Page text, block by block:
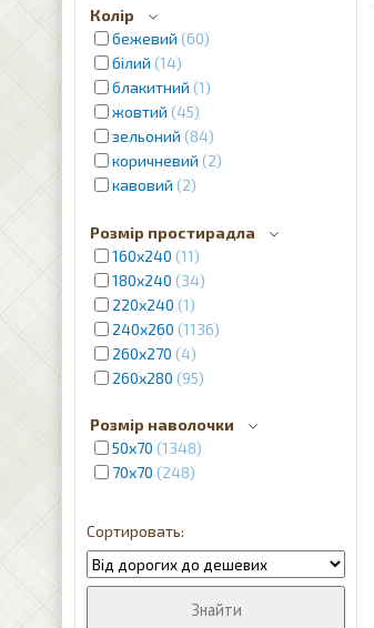
Колір
бежевий 60
білий 14
блакитний 1
жовтий 45
зельоний 84
коричневий 2
кавовий 2
кремовий 12
молочний 1
рожевий 2
фіолетовий
пудра 2
сріблястий
сірий 12
фіолетовий 2
чорний 5
Розмір простирадла
160х240 11
180х240 34
220х240 1
240x260 1136
260x270 4
260x280 95
Розмір наволочки
50х70 1348
70x70 248